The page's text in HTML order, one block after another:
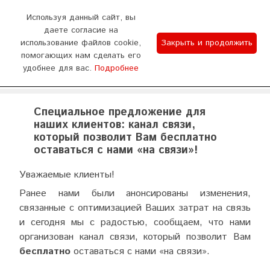
График работы
Отдел продаж 9:00-18:00 (пн - сб) Тех.поддержка
8:00-20:00 (без выходных)
WhatsApp
Специальное предложение для
наших клиентов: канал связи,
который позволит Вам бесплатно
оставаться с нами «на связи»!
Уважаемые клиенты!
Ранее нами были анонсированы изменения,
связанные с оптимизацией Ваших затрат на связь
и сегодня мы с радостью, сообщаем, что нами
организован канал связи, который позволит Вам
бесплатнооставаться с нами «на связи».
Используя данный сайт, вы
даете согласие на
использование файлов cookie,
помогающих нам сделать его
удобнее для вас. Подробнее
Закрыть и продолжить